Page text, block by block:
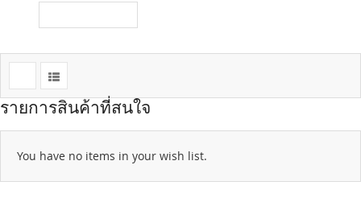
รายการสินค้าที่สนใจ
You have no items in your wish list.